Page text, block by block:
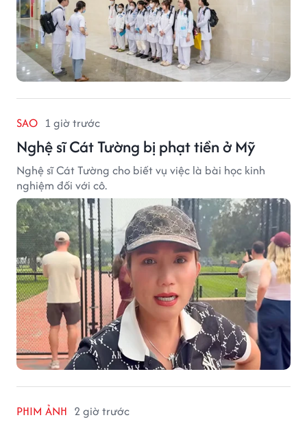
SAO 1 giờ trước
Nghệ sĩ Cát Tường bị phạt tiền ở Mỹ
Nghệ sĩ Cát Tường cho biết vụ việc là bài học kinh
nghiệm đối với cô.
PHIM ẢNH 2 giờ trước